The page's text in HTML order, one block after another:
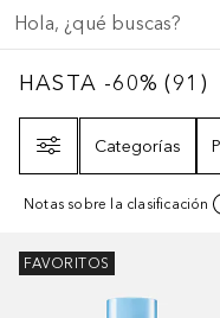
HASTA -60%91
HASTA -60% (91 )
Categorías
Notas sobre la clasificación
FAVORITOS